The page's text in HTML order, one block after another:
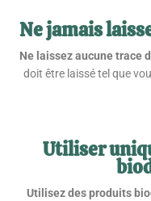
Ne jamais
Ne laissez aucune trace
doit être laissé tel que
Utiliser
Utilisez des produits